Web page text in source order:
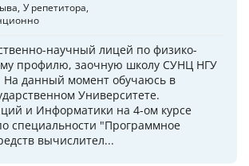
У репетитора
научный лицей по физико-
профилю, заочную школу СУНЦ НГУ
На данный момент обучаюсь в
Университете.
и Информатики на 4-ом курсе
специальности "Программное
вычислител...